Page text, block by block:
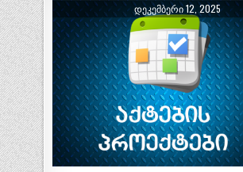
ᲓᲔᲙᲔᲛᲑᲔᲠᲘ 12, 2025